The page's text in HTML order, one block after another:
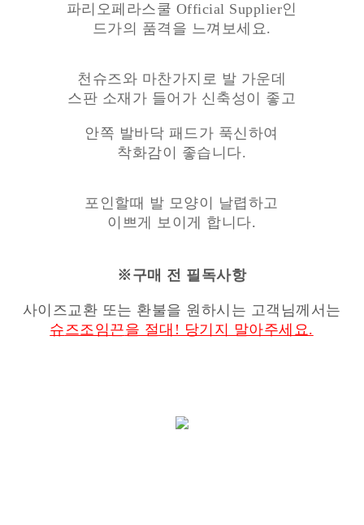
파리오페라스쿨 Official Supplier인
드가의 품격을 느껴보세요.
천슈즈와 마찬가지로 발 가운데
스판 소재가 들어가 신축성이 좋고
안쪽 발바닥 패드가 푹신하여
착화감이 좋습니다.
포인할때 발 모양이 날렵하고
이쁘게 보이게 합니다.
※구매 전 필독사항
사이즈교환 또는 환불을 원하시는 고객님께서는
슈즈조임끈을 절대! 당기지 말아주세요.